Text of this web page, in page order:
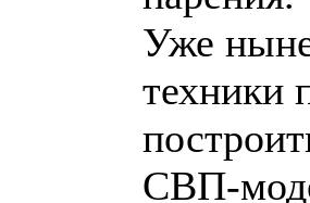
Уже
техники
СВП-